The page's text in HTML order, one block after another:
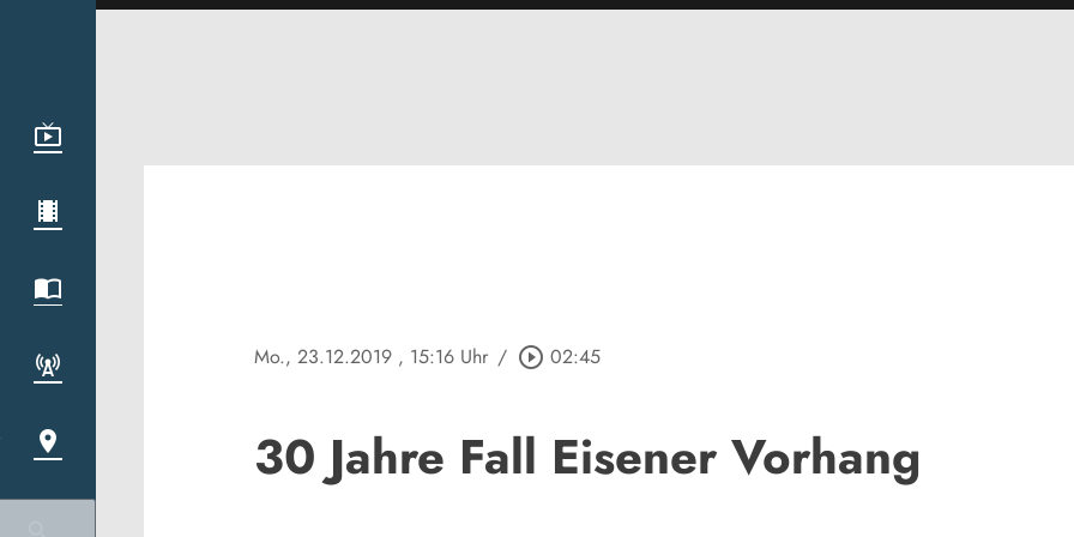
Mo., 23.12.2019 , 15:16 Uhr / play_circle_outline 02:45
30 Jahre Fall Eisener Vorhang